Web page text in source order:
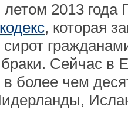
летом 2013
, которая
сирот
Сейчас в
более чем